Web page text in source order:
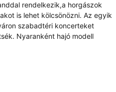
rendelkezik,a horgászok
is lehet kölcsönözni. Az egyik
szabadtéri koncerteket
Nyaranként hajó modell